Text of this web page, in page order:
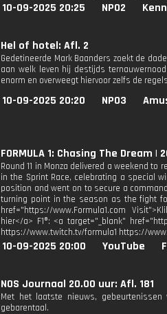
10-09-2025 20:25 NPO2
Hel of hotel: Afl. 2
Gedetineerde Mark Baanders zoekt de
aan welk leven hij destijds
enorm en overweegt hiervoor zelfs de
10-09-2025 20:20 NPO3
FORMULA 1: Chasing The Dream
Round 11 in Monza delivered a weekend
in the Sprint Race, celebrating a special
position and went on to secure a
turning point in the season as the fight
href="https://www.Formula1.com
hier</a> F1®: <a target="_blank"
https://www.twitch.tv/formula1 https://
10-09-2025 20:00 YouTube
NOS Journaal 20.00 uur: Afl. 181
Met het laatste nieuws,
gebarentaal.